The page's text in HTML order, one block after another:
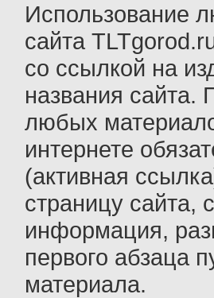
Использование
сайта
со ссылкой на
названия сайта.
любых
интернете
(активная
страницу сайта,
информация,
первого абзаца
материала.